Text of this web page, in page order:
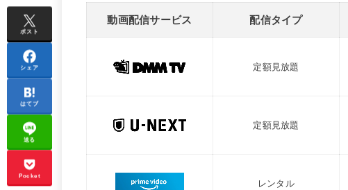
動画配信サービス 配信タイプ
定額見放題
定額見放題
レンタル
ポスト
シェア
はてブ
送る
Pocket